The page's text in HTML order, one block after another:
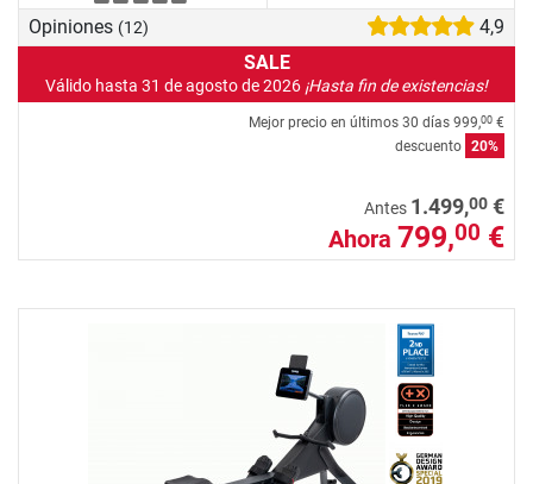
Opiniones (12)
4,9
SALE
Válido hasta 31 de agosto de 2026 ¡Hasta fin de existencias!
Mejor precio en últimos 30 días 999,00 €
descuento 20%
Antes 1.499,00 €
Ahora 799,00 €